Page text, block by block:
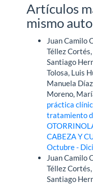
Artículos
mismo
Juan Camilo
Téllez
Santiago
Tolosa, Luis
Manuela
Moreno,
práctica
tratamiento
CABEZA Y
Octubre -
Juan Camilo
Téllez
Santiago